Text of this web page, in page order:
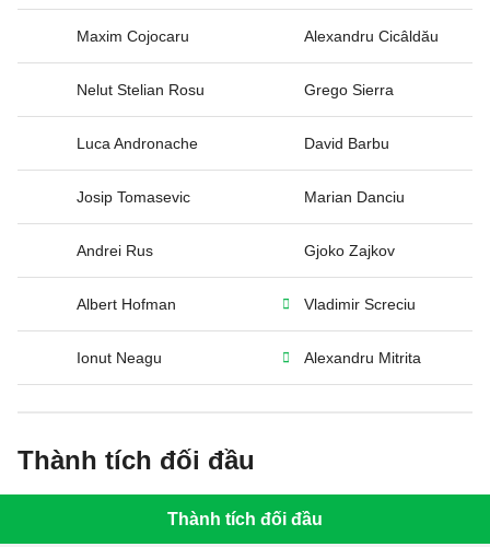
Maxim Cojocaru Alexandru Cicâldău
Nelut Stelian Rosu Grego Sierra
Luca Andronache David Barbu
Josip Tomasevic Marian Danciu
Andrei Rus Gjoko Zajkov
Albert Hofman Vladimir Screciu
Ionut Neagu Alexandru Mitrita
Thành tích đối đầu
Thành tích đối đầu